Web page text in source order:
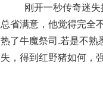
刚开一秒传奇迷
总省满意，他觉得完全
热了牛魔祭司.若是不熟
失，得到红野猪如何，